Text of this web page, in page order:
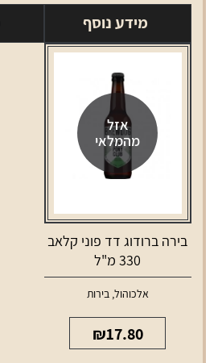
מידע נוסף
אזל
מהמלאי
בירה ברודוג דד פוני קלאב
330 מ"ל
אלכוהול,בירות
₪17.80